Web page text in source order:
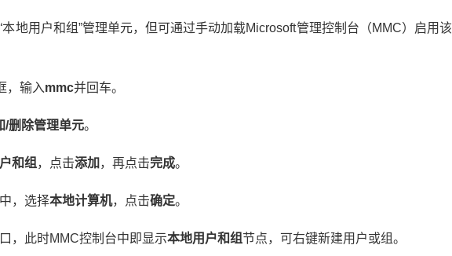
地用户和组”管理单元，但可通过手动加载Microsoft管理控制台（MMC）启用该
，输入mmc并回车。
删除管理单元。
和组 ，点击添加 ，再点击完成。
，选择本地计算机，点击确定。
，此时MMC控制台中即显示本地用户和组节点，可右键新建用户或组。